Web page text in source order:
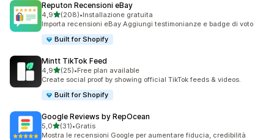
Reputon Recensioni eBay
4,9stelle su 5
(208)
208 recensioni totali
•Installazione gratuita
Importa recensioni eBay.Aggiungi testimonianze e badge di voto
Built for Shopify
Mintt TikTok Feed
4,9stelle su 5
(25)
25 recensioni totali
•Free plan available
Create social proof by showing official TikTok feeds & videos.
Built for Shopify
Google Reviews by RepOcean
5,0stelle su 5
(31)
31 recensioni totali
•Gratis
Mostra le recensioni Google per aumentare fiducia, credibilità